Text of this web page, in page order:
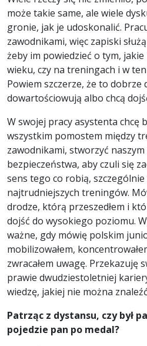
może takie same, ale wiele
gronie, jak je udoskonalić.
zawodnikami, więc zapiski
żeby im powiedzieć o tym, jakie
wieku, czy na treningach i w
Powiem szczerze, że to dobrze
dowartościowują albo chcą
W swojej pracy asystenta chcę
wszystkim pomostem między
zawodnikami, stworzyć
bezpieczeństwa, aby czuli się
sens tego co robią, szczególnie
najtrudniejszych treningów.
drodze, którą przeszedłem i
dojść do wysokiego poziomu.
ważne, gdy mówię polskim
mobilizowałem,
zwracałem uwagę. Przekazuję
prawie dwudziestoletniej
wiedzę, jakiej nie można
Patrząc z dystansu, czy był
pojedzie pan po medal?